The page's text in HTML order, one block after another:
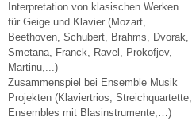
Interpretation von klasischen Werken
für Geige und Klavier (Mozart,
Beethoven, Schubert, Brahms, Dvorak,
Smetana, Franck, Ravel, Prokofjev,
Martinu,...)
Zusammenspiel bei Ensemble Musik
Projekten (Klaviertrios, Streichquartette,
Ensembles mit Blasinstrumente,…)